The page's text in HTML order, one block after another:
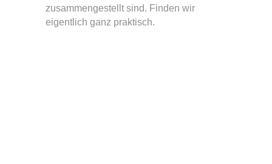
zusammengestellt sind. Finden wir
eigentlich ganz praktisch.